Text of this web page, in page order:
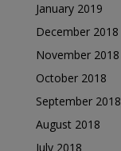
January 2019
December 2018
November 2018
October 2018
September 2018
August 2018
July 2018